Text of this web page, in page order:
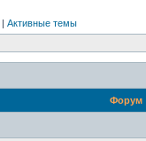
| Активные темы
Форум